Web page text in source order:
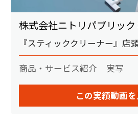
株式会社ニトリパブリック
『スティッククリーナー』店
商品・サービス紹介 実写
この実績動画